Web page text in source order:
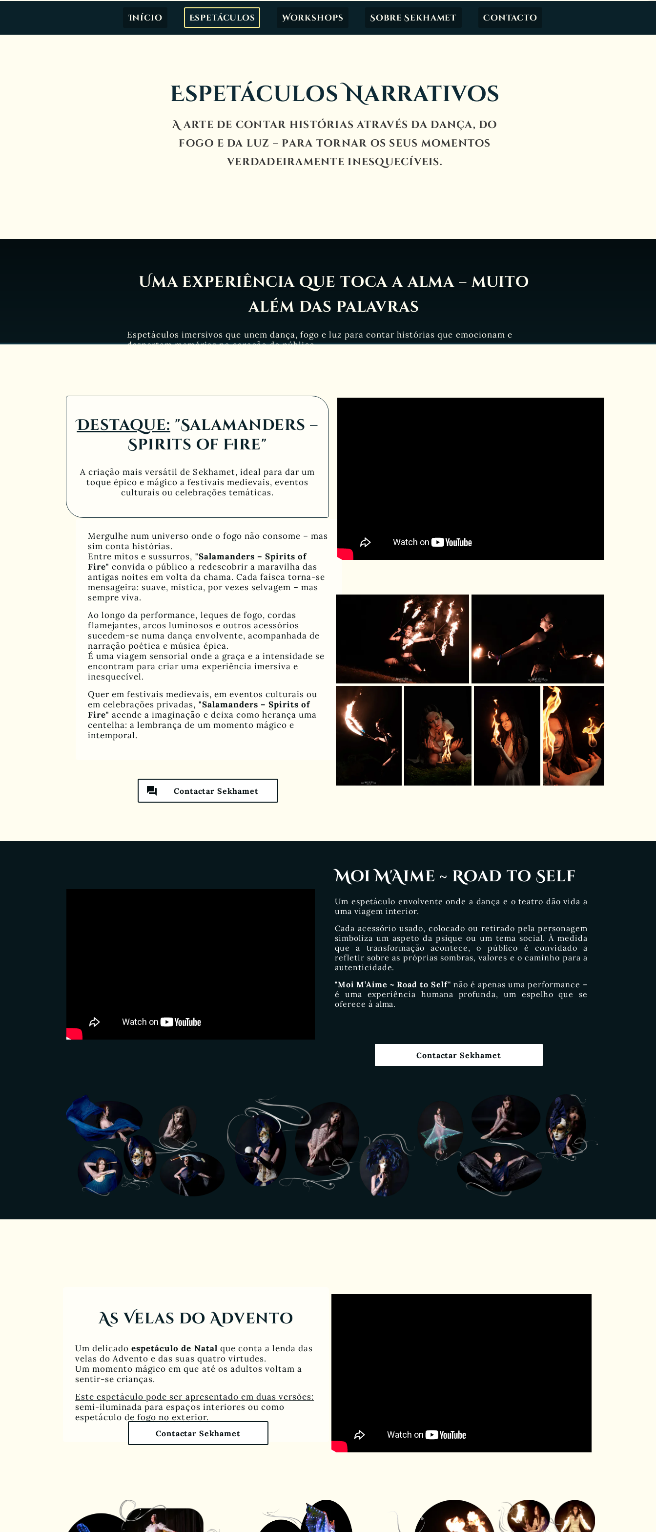
Início Espetáculos Workshops Sobre Sekhamet Contacto
Espetáculos Narrativos
A arte de contar histórias através da dança, do
fogo e da luz – para tornar os seus momentos
verdadeiramente inesquecíveis.
Uma experiência que toca a alma – muito
além das palavras
Espetáculos imersivos que unem dança, fogo e luz para contar histórias que emocionam e
despertam memórias no coração do público.
Destaque:"Salamanders –
Spirits of Fire"
A criação mais versátil de Sekhamet, ideal para dar um
toque épico e mágico a festivais medievais, eventos
culturais ou celebrações temáticas.
Mergulhe num universo onde o fogo não consome – mas
sim conta histórias.
Entre mitos e sussurros, "Salamanders – Spirits of
Fire" convida o público a redescobrir a maravilha das
antigas noites em volta da chama. Cada faísca torna-se
mensageira: suave, mística, por vezes selvagem – mas
sempre viva.
Ao longo da performance, leques de fogo, cordas
flamejantes, arcos luminosos e outros acessórios
sucedem-se numa dança envolvente, acompanhada de
narração poética e música épica.
É uma viagem sensorial onde a graça e a intensidade se
encontram para criar uma experiência imersiva e
inesquecível.
Quer em festivais medievais, em eventos culturais ou
em celebrações privadas, "Salamanders – Spirits of
Fire" acende a imaginação e deixa como herança uma
centelha: a lembrança de um momento mágico e
intemporal.
question_answer Contactar Sekhamet
Moi M'Aime ~ Road to Self
Um espetáculo envolvente onde a dança e o teatro dão vida a
uma viagem interior.
Cada acessório usado, colocado ou retirado pela personagem
simboliza um aspeto da psique ou um tema social. À medida
que a transformação acontece, o público é convidado a
refletir sobre as próprias sombras, valores e o caminho para a
autenticidade.
"Moi M’Aime ~ Road to Self" não é apenas uma performance –
é uma experiência humana profunda, um espelho que se
oferece à alma.
Contactar Sekhamet
As Velas do Advento
Um delicadoespetáculo de Natal que conta a lenda das
velas do Advento e das suas quatro virtudes.
Um momento mágico em que até os adultos voltam a
sentir-se crianças.
Este espetáculo pode ser apresentado em duas versões:
semi-iluminada para espaços interiores ou como
espetáculo de fogo no exterior.
Contactar Sekhamet